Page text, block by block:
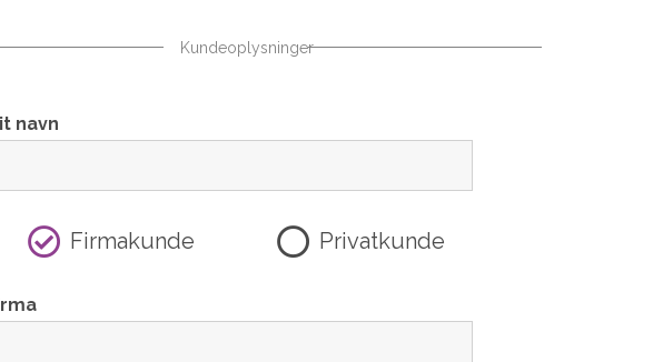
Kundeoplysninger
navn
Firmakunde Privatkunde